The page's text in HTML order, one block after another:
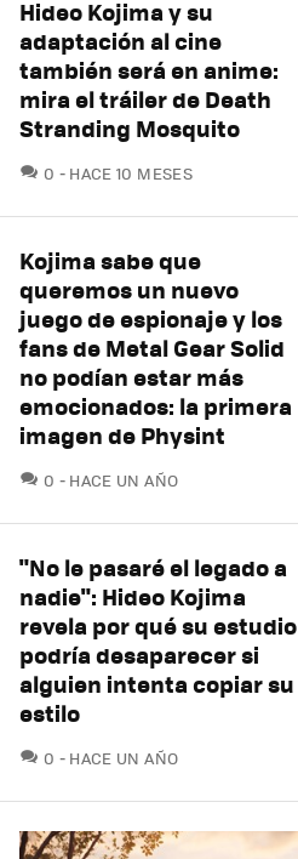
Hideo Kojima y su
adaptación al cine
también será en anime:
mira el tráiler de Death
Stranding Mosquito
0 COMENTARIOS
HACE 10 MESES
Kojima sabe que
queremos un nuevo
juego de espionaje y los
fans de Metal Gear Solid
no podían estar más
emocionados: la primera
imagen de Physint
0 COMENTARIOS
HACE UN AÑO
"No le pasaré el legado a
nadie": Hideo Kojima
revela por qué su estudio
podría desaparecer si
alguien intenta copiar su
estilo
0 COMENTARIOS
HACE UN AÑO